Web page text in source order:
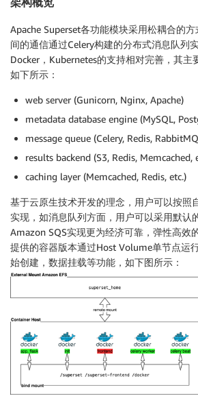
Apache Superset各功能模块采用松耦合的
间的通信通过Celery构建的分布式消息队列
Docker，Kubernetes的支持相对完善，其主
如下所示：
web server (Gunicorn, Nginx, Apache)
metadata database engine (MySQL,
message queue (Celery, Redis,
results backend (S3, Redis, Memcached,
caching layer (Memcached, Redis, etc.)
基于云原生技术开发的理念，用户可以按照
实现，如消息队列方面，用户可以采用默认
Amazon SQS实现更为经济可靠，弹性高效
提供的容器版本通过Host Volume单节点运
始创建，数据挂载等功能，如下图所示：